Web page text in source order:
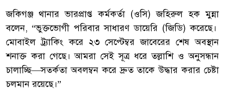
জকিগঞ্জ থানার ভারপ্রাপ্ত কর্মকর্তা (ওসি) জহিরুল হক মুন্না
বলেন, “ভুক্তভোগী পরিবার সাধারণ ডায়েরি (জিডি) করেছে।
মোবাইল ট্র্যাকিং করে ২৩ সেপ্টেম্বর জাবেরের শেষ অবস্থান
শনাক্ত করা গেছে। আমরা সেই সূত্র ধরে তল্লাশি ও অনুসন্ধান
চালাচ্ছি—সতর্কতা অবলম্বন করে দ্রুত তাকে উদ্ধার করার চেষ্টা
চলমান রয়েছে।”